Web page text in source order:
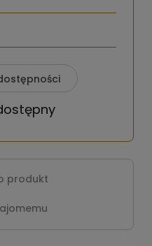
produkt